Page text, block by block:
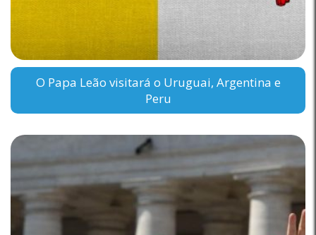
O Papa Leão visitará o Uruguai, Argentina e
Peru